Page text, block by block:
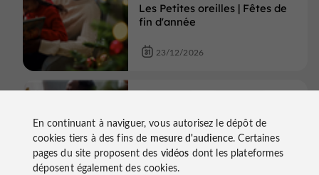
Les Petites oreilles | Fêtes de
fin d'année
23/12/2026
Les Petites oreilles | Fêtes de
fin d'année
23/12/2026
En continuant à naviguer, vous autorisez le dépôt de
cookies tiers à des fins de mesure d'audience. Certaines
pages du site proposent des vidéos dont les plateformes
déposent également des cookies.